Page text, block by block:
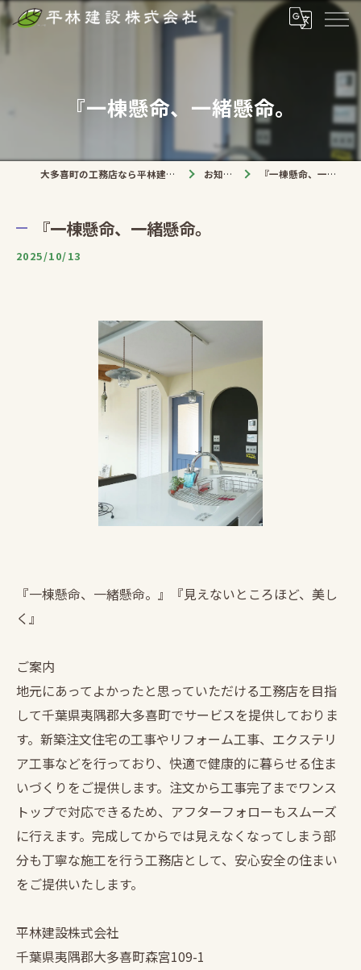
『一棟懸命、一緒懸命。
大多喜町の工務店なら平林建設株式会社 お知らせ 『一棟懸命、一緒懸命。
『一棟懸命、一緒懸命。
2025/10/13
『一棟懸命、一緒懸命。』『見えないところほど、美し
く』
ご案内
地元にあってよかったと思っていただける工務店を目指
して千葉県夷隅郡大多喜町でサービスを提供しておりま
す。新築注文住宅の工事やリフォーム工事、エクステリ
ア工事などを行っており、快適で健康的に暮らせる住ま
いづくりをご提供します。注文から工事完了までワンス
トップで対応できるため、アフターフォローもスムーズ
に行えます。完成してからでは見えなくなってしまう部
分も丁寧な施工を行う工務店として、安心安全の住まい
をご提供いたします。
平林建設株式会社
千葉県夷隅郡大多喜町森宮109-1